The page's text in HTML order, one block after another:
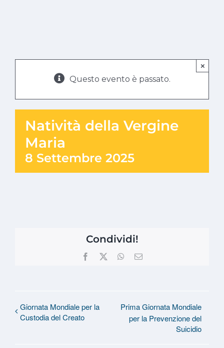
Questo evento è passato.
×
Natività della Vergine
Maria
8 Settembre 2025
Condividi!
Facebook WhatsApp
Email
Giornata Mondiale per la
Custodia del Creato
Prima Giornata Mondiale
per la Prevenzione del
Suicidio